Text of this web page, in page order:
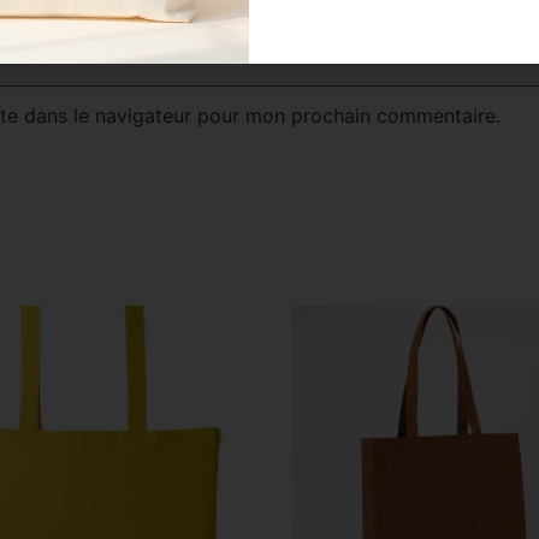
dans le navigateur pour mon prochain commentaire.